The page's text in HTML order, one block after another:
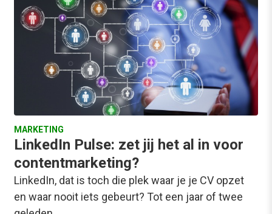
MARKETING
LinkedIn Pulse: zet jij het al in voor
contentmarketing?
LinkedIn, dat is toch die plek waar je je CV opzet
en waar nooit iets gebeurt? Tot een jaar of twee